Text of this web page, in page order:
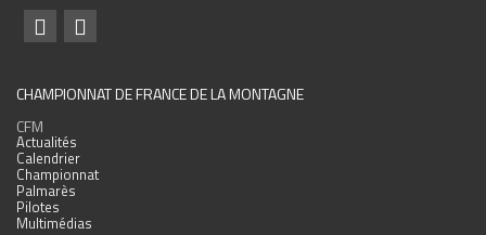
CHAMPIONNAT DE FRANCE DE LA MONTAGNE
CFM
Actualités
Calendrier
Championnat
Palmarès
Pilotes
Multimédias